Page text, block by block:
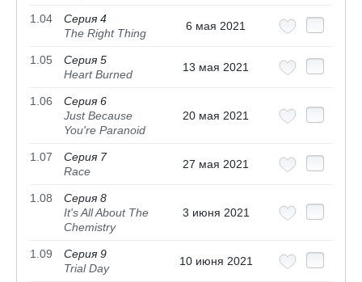
1.04
Серия 4
The Right Thing
6 мая 2021
1.05
Серия 5
Heart Burned
13 мая 2021
1.06
Серия 6
Just Because
You're Paranoid
20 мая 2021
1.07
Серия 7
Race
27 мая 2021
1.08
Серия 8
It's All About The
Chemistry
3 июня 2021
1.09
Серия 9
Trial Day
10 июня 2021